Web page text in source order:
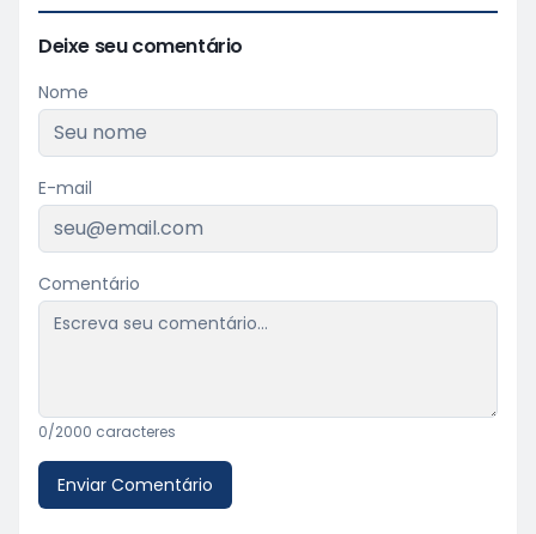
Deixe seu comentário
Nome
E-mail
Comentário
0/2000 caracteres
Enviar Comentário